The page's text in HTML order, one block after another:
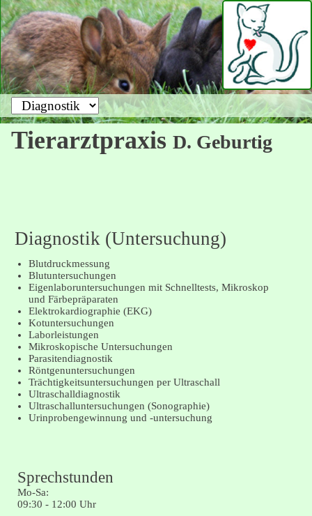
Zielseite
Tierarztpraxis D. Geburtig
Diagnostik (Untersuchung)
Blutdruckmessung
Blutuntersuchungen
Eigenlaboruntersuchungen mit Schnelltests, Mikroskop
und Färbepräparaten
Elektrokardiographie (EKG)
Kotuntersuchungen
Laborleistungen
Mikroskopische Untersuchungen
Parasitendiagnostik
Röntgenuntersuchungen
Trächtigkeitsuntersuchungen per Ultraschall
Ultraschalldiagnostik
Ultraschalluntersuchungen (Sonographie)
Urinprobengewinnung und -untersuchung
Sprechstunden
Mo-Sa:
09:30 - 12:00 Uhr